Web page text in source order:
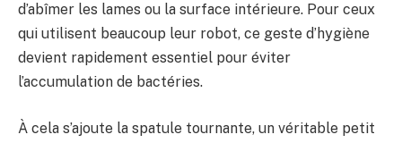
d’abîmer les lames ou la surface intérieure. Pour ceux
qui utilisent beaucoup leur robot, ce geste d’hygiène
devient rapidement essentiel pour éviter
l’accumulation de bactéries.
À cela s’ajoute la spatule tournante, un véritable petit